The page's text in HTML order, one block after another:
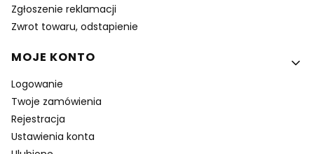
Zgłoszenie reklamacji
Zwrot towaru, odstapienie
MOJE KONTO
Logowanie
Twoje zamówienia
Rejestracja
Ustawienia konta